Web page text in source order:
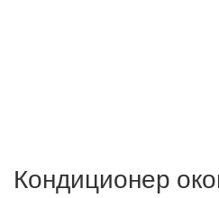
Кондиционер